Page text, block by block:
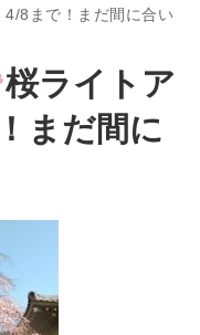
8まで！まだ間に合い
桜ライトア
まだ間に